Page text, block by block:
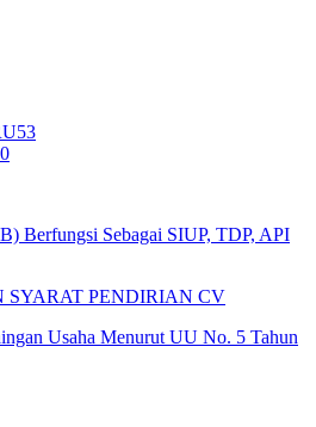
53
Berfungsi Sebagai SIUP, TDP, API
SYARAT PENDIRIAN CV
Usaha Menurut UU No. 5 Tahun